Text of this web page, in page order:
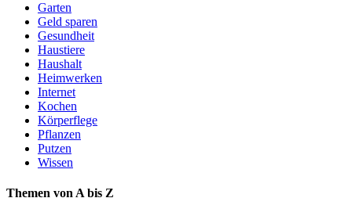
Garten
Geld sparen
Gesundheit
Haustiere
Haushalt
Heimwerken
Internet
Kochen
Körperflege
Pflanzen
Putzen
Wissen
Themen von A bis Z